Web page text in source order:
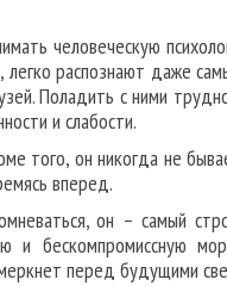
человеческую
распознают даже
Поладить с ними
и слабости.
того, он никогда не
вперед.
он – самый
и бескомпромиссную
перед будущими